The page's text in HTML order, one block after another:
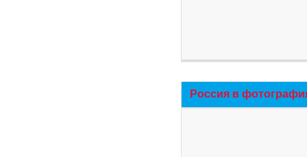
Россия в